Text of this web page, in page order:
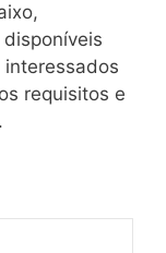
requisitos e